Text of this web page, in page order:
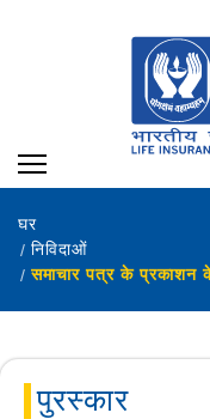
घर
निविदाओं
पुरस्कार